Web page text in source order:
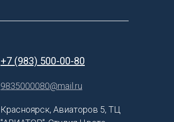
+7 (983) 500-00-80
9835000080@mail.ru
Красноярск, Авиаторов 5, ТЦ